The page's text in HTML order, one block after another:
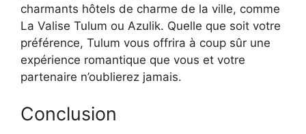
charmants hôtels de charme de la ville, comme
La Valise Tulum ou Azulik. Quelle que soit votre
préférence, Tulum vous offrira à coup sûr une
expérience romantique que vous et votre
partenaire n’oublierez jamais.
Conclusion